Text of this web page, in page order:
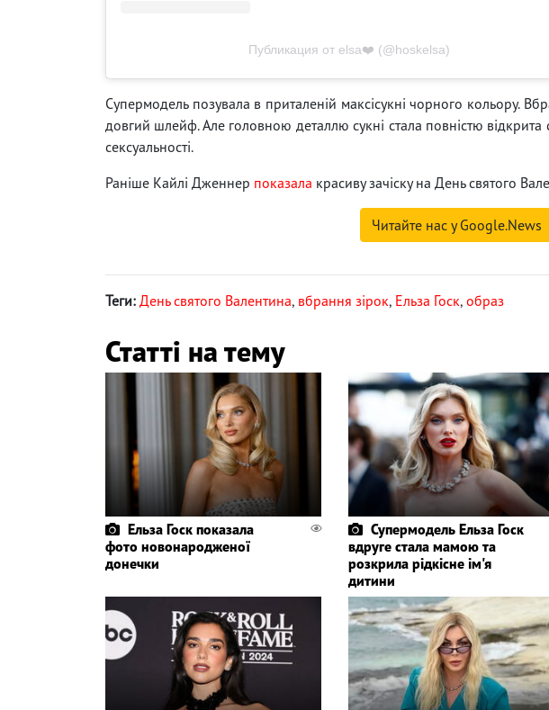
Публикация от elsa❤️ (@hoskelsa)
Супермодель позувала в приталеній максісукні чорного кольору.
довгий шлейф. Але головною деталлю сукні стала повністю
сексуальності.
Раніше Кайлі Дженнер показала красиву зачіску на День святого
Читайте нас у Google.News
Теги: День святого Валентина, вбрання зірок, Ельза Госк, образ
Статті на тему
Ельза Госк показала
фото новонародженої
донечки
Супермодель Ельза Госк
вдруге стала мамою та
розкрила рідкісне ім'я
дитини